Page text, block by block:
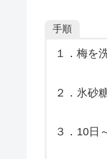
手順
１．梅を
２．氷砂
３．10日